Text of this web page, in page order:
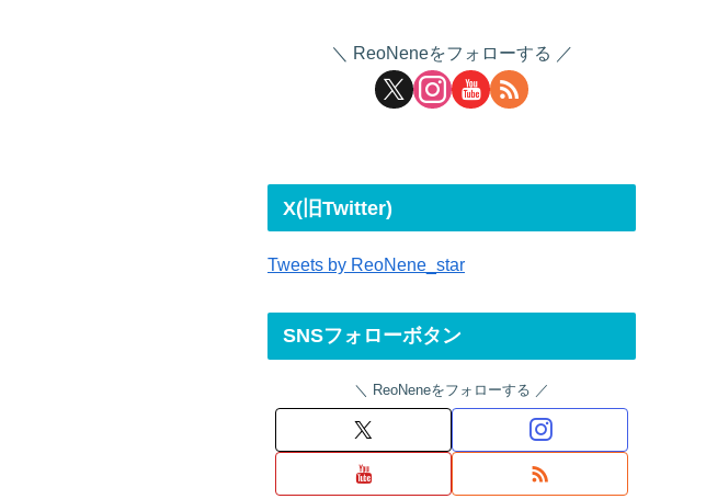
ReoNeneをフォローする
X(旧Twitter)
Tweets by ReoNene_star
SNSフォローボタン
ReoNeneをフォローする